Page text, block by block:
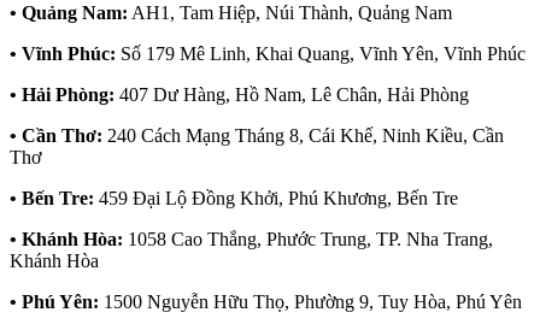
• Quảng Nam: AH1, Tam Hiệp, Núi Thành, Quảng Nam
• Vĩnh Phúc: Số 179 Mê Linh, Khai Quang, Vĩnh Yên, Vĩnh Phúc
• Hải Phòng: 407 Dư Hàng, Hồ Nam, Lê Chân, Hải Phòng
• Cần Thơ: 240 Cách Mạng Tháng 8, Cái Khế, Ninh Kiều, Cần
Thơ
• Bến Tre: 459 Đại Lộ Đồng Khởi, Phú Khương, Bến Tre
• Khánh Hòa: 1058 Cao Thắng, Phước Trung, TP. Nha Trang,
Khánh Hòa
• Phú Yên: 1500 Nguyễn Hữu Thọ, Phường 9, Tuy Hòa, Phú Yên